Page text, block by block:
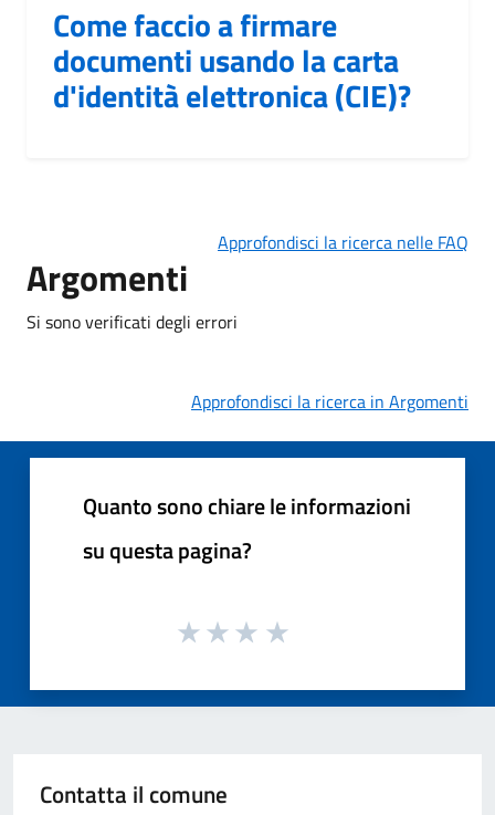
Come faccio a firmare
documenti usando la carta
d'identità elettronica (CIE)?
Approfondisci la ricerca nelle FAQ
Argomenti
Si sono verificati degli errori
Approfondisci la ricerca in Argomenti
Quanto sono chiare le informazioni
su questa pagina?
Contatta il comune